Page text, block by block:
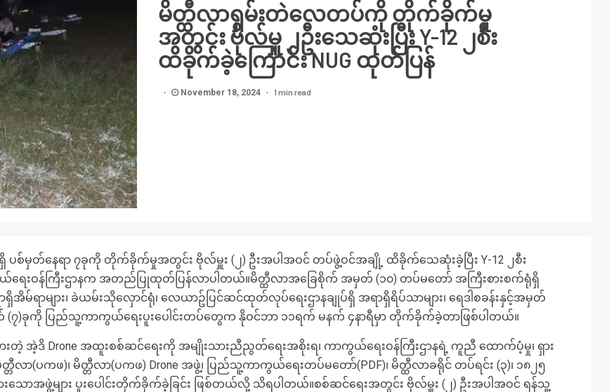
မိတ္ထီလာရှမ်းတဲလေတပ်ကို တိုက်ခိုက်မှု
အတွင်း ဗိုလ်မှူ ၂ဦးသေဆုံးပြီး Y-12 ၂စီး
ထိခိုက်ခဲ့ကြောင်း NUG ထုတ်ပြန်
November 18, 2024 1 min read
ရှိ ပစ်မှတ်နေရာ ၇ခုကို တိုက်ခိုက်မှုအတွင်း ဗိုလ်မှူး (၂) ဦးအပါအဝင် တပ်ဖွဲ့ဝင်အချို့ ထိခိုက်သေဆုံးခဲ့ပြီး Y-12 ၂စီး
ရေးဝန်ကြီးဌာနက အတည်ပြုထုတ်ပြန်လာပါတယ်။မိတ္ထီလာအခြေစိုက် အမှတ် (၁၀) တပ်မတော် အကြီးစားစက်ရုံရှိ
ရာများ၊ ခဲယမ်းသိုလှောင်ရုံ၊ လေယာဥ်ပြင်ဆင်ထုတ်လုပ်ရေးဌာနချုပ်ရှိ အရာရှိရိပ်သာများ၊ ရေဒါစခန်းနှင့်အမှတ်
တ် (၇)ခုကို ပြည်သူ့ကာကွယ်ရေးပူးပေါင်းတပ်တွေက နိုဝင်ဘာ ၁၁ရက် မနက် ၄နာရီမှာ တိုက်ခိုက်ခဲ့တာဖြစ်ပါတယ်။
တဲ့ အဲ့ဒိ Drone အထူးစစ်ဆင်ရေးကို အမျိုးသားညီညွတ်ရေးအစိုးရ၊ ကာကွယ်ရေးဝန်ကြီးဌာနရဲ့ ကူညီ ထောက်ပံ့မှု၊ ရှား
လာ(ပကဖ)၊ မိတ္တီလာ(ပကဖ) Drone အဖွဲ့၊ ပြည်သူ့ကာကွယ်ရေးတပ်မတော်(PDF)၊ မိတ္ထီလာခရိုင် တပ်ရင်း (၃)၊ ၁၈၂၅
ြားသောအဖွဲ့များ ပူးပေါင်းတိုက်ခိုက်ခဲ့ခြင်း ဖြစ်တယ်လို့ သိရပါတယ်။စစ်ဆင်ရေးအတွင်း ဗိုလ်မှူး (၂) ဦးအပါအဝင် ရန်သူ့